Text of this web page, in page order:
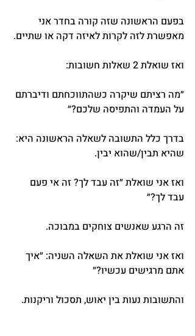
בפעם הראשונה שזה קורה בחדר אני
מאפשרת לזה לקרות לאיזה דקה או שתיים.
ואז שואלת 2 שאלות חשובות:
״מה רציתם שיקרה כשהתווכחתם ודיברתם
על העמדה והתפיסה שלכם?״
בדרך כלל התשובה לשאלה הראשונה היא:
שהיא תבין/שהוא יבין.
ואז אני שואלת ״זה עבד לך? זה אי פעם
עבד לך?״
זה הרגע שאנשים צוחקים במבוכה.
ואז אני שואלת את השאלה השניה: ״איך
אתם מרגישים עכשיו?״
והתשובות נעות בין יאוש, תסכול וריקנות.